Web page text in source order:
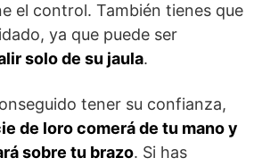
el control. También tienes que
ya que puede ser
solo de su jaula.
tener su confianza,
de loro comerá de tu mano y
sobre tu brazo. Si has